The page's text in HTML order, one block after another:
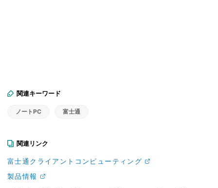
関連キーワード
ノートPC 富士通
関連リンク
富士通クライアントコンピューティング
製品情報